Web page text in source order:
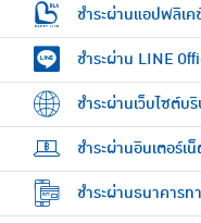
ชำระผ่านแอปพลิเ
ชำระผ่าน LINE
ชำระผ่านเว็บไซต์บ
ชำระผ่านอินเตอร์เ
ชำระผ่านธนาคารท